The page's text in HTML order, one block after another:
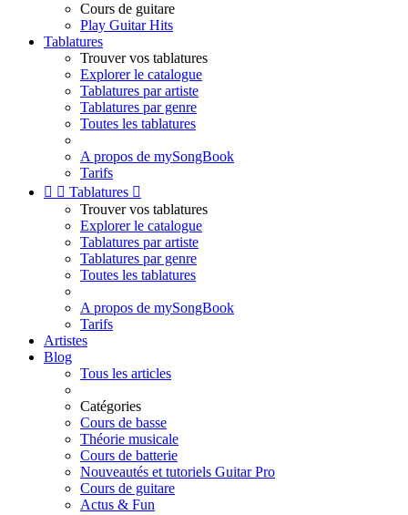
Cours de guitare
Play Guitar Hits
Tablatures
Trouver vos tablatures
Explorer le catalogue
Tablatures par artiste
Tablatures par genre
Toutes les tablatures
A propos de mySongBook
Tarifs
  Tablatures 
Trouver vos tablatures
Explorer le catalogue
Tablatures par artiste
Tablatures par genre
Toutes les tablatures
A propos de mySongBook
Tarifs
Artistes
Blog
Tous les articles
Catégories
Cours de basse
Théorie musicale
Cours de batterie
Nouveautés et tutoriels Guitar Pro
Cours de guitare
Actus & Fun